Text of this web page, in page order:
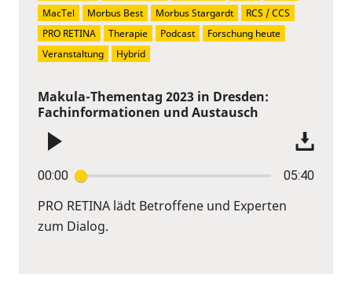
Makula-Thementag 2023 in Dresden:
Fachinformationen und Austausch
00:00 05:40
PRO RETINA lädt Betroffene und Experten
zum Dialog.
MacTel
Morbus Best Morbus Stargardt
RCS / CCS
PRO RETINA
Therapie Podcast
Forschung heute
Veranstaltung
Hybrid